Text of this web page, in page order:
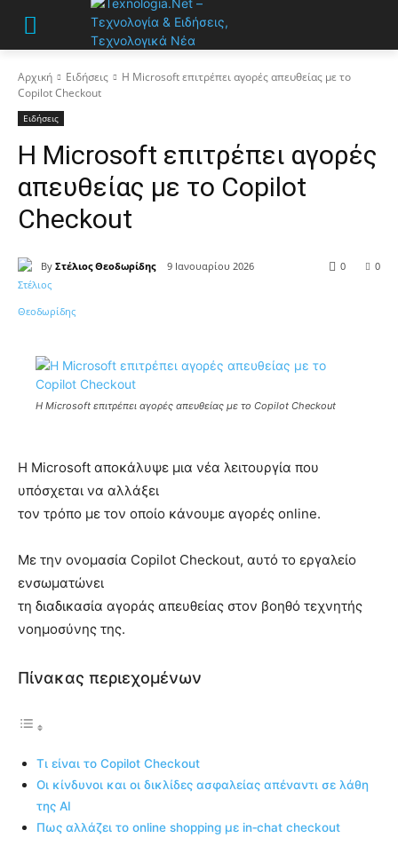
Αρχική Ειδήσεις
Η Microsoft επιτρέπει αγορές απευθείας με το
Copilot Checkout
Ειδήσεις
Η Microsoft επιτρέπει αγορές
απευθείας με το Copilot
Checkout
By Στέλιος Θεοδωρίδης 9 Ιανουαρίου 2026 0
0
Η Microsoft επιτρέπει αγορές απευθείας με το Copilot Checkout
Η Microsoft αποκάλυψε μια νέα λειτουργία που
υπόσχεται να αλλάξει
τον τρόπο με τον οποίο κάνουμε αγορές online.
Με την ονομασία Copilot Checkout, αυτό το εργαλείο
ενσωματώνει
τη διαδικασία αγοράς απευθείας στον βοηθό τεχνητής
νοημοσύνης της.
Πίνακας περιεχομένων
Τι είναι το Copilot Checkout
Οι κίνδυνοι και οι δικλίδες ασφαλείας απέναντι σε λάθη
της AI
Πως αλλάζει το online shopping με in‑chat checkout